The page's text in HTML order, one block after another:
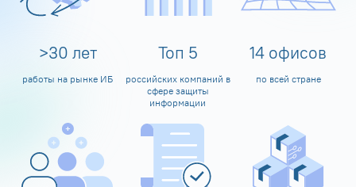
>30 лет
работы на рынке ИБ
Топ 5
российских компаний в
сфере защиты
информации
14 офисов
по всей стране